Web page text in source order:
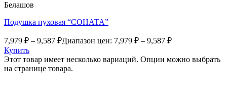
Белашов
Подушка пуховая “СОНАТА”
7,979 ₽ – 9,587 ₽Диапазон цен: 7,979 ₽ – 9,587 ₽
Купить
Этот товар имеет несколько вариаций. Опции можно выбрать
на странице товара.